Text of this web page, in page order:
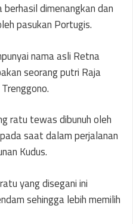
dimenangkan dan
pasukan Portugis.
nama asli Retna
seorang putri Raja
ratu tewas dibunuh oleh
saat dalam perjalanan
Kudus.
yang disegani ini
sehingga lebih memilih